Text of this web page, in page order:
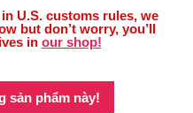
U.S. customs rules, we
but don’t worry, you’ll
in our shop!
sản phẩm này!